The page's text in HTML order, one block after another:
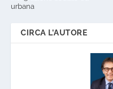
urbana
CIRCA L'AUTORE